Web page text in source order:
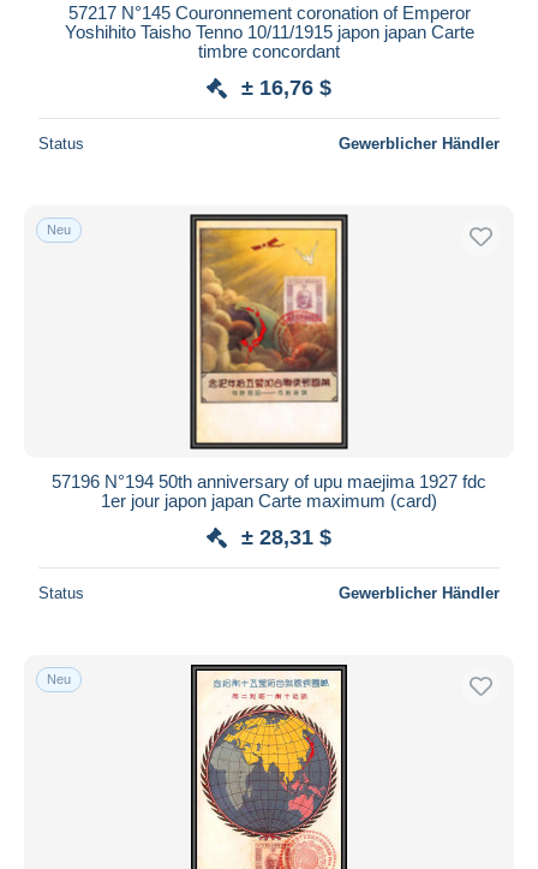
57217 N°145 Couronnement coronation of Emperor
Yoshihito Taisho Tenno 10/11/1915 japon japan Carte
timbre concordant
± 16,76 $
Status Gewerblicher Händler
Neu
57196 N°194 50th anniversary of upu maejima 1927 fdc
1er jour japon japan Carte maximum (card)
± 28,31 $
Status Gewerblicher Händler
Neu